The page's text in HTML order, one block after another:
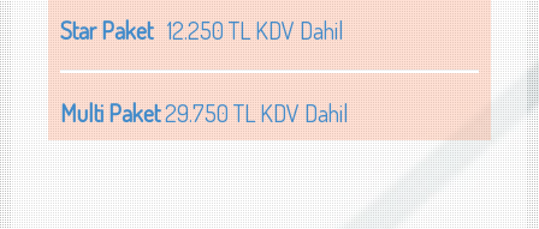
Star Paket12.250 TL KDV Dahil
Multi Paket29.750 TL KDV Dahil